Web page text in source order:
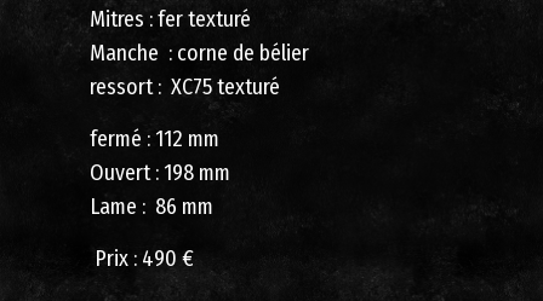
Mitres : fer texturé
Manche : corne de bélier
ressort : XC75 texturé
fermé : 112 mm
Ouvert : 198 mm
Lame : 86 mm
Prix : 490 €